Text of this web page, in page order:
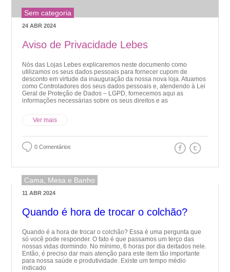
Sem categoria
24 ABR 2024
Aviso de Privacidade Lebes
Nós das Lojas Lebes explicaremos neste documento como
utilizamos os seus dados pessoais para fornecer cupom de
desconto em virtude da inauguração da nossa nova loja. Atuamos
como Controladores dos seus dados pessoais e, atendendo à Lei
Geral de Proteção de Dados – LGPD, fornecemos aqui as
informações necessárias sobre os seus direitos e as
Ver mais
0 Comentários
Cama, Mesa e Banho
11 ABR 2024
Quando é hora de trocar o colchão?
Quando é a hora de trocar o colchão? Essa é uma pergunta que
só você pode responder. O fato é que passamos um terço das
nossas vidas dormindo. No mínimo, 6 horas por dia deitados nele.
Então, é preciso dar mais atenção para este item tão importante
para nossa saúde e produtividade. Existe um tempo médio
indicado